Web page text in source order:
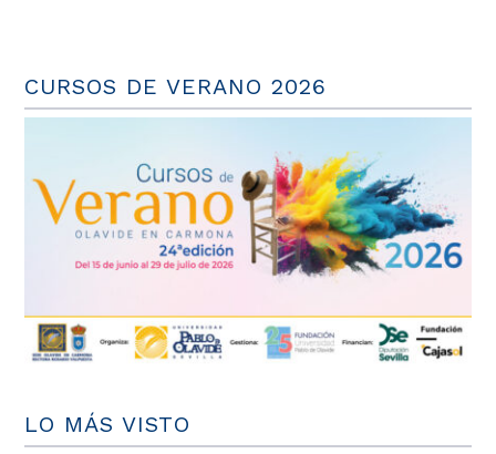
CURSOS DE VERANO 2026
LO MÁS VISTO